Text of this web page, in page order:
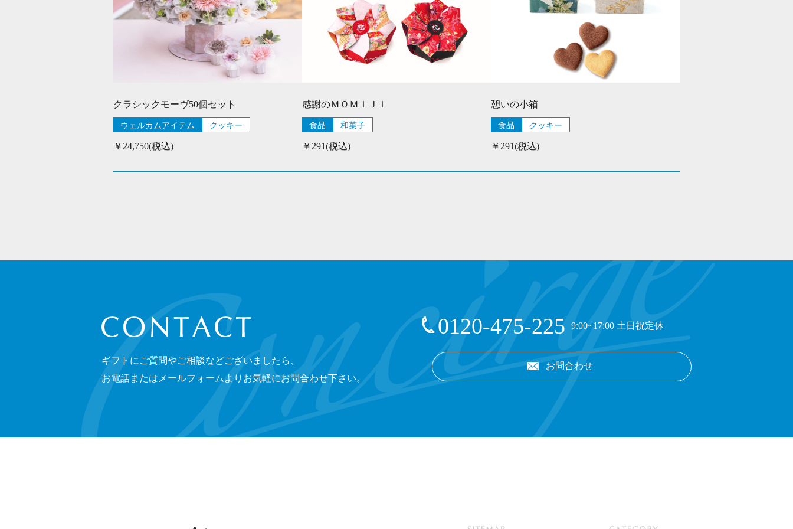
クラシックモーヴ50個セット
ウェルカムアイテム クッキー
￥24,750(税込)
感謝のＭＯＭＩＪＩ
食品 和菓子
￥291(税込)
憩いの小箱
食品 クッキー
￥291(税込)
CONTACT
ギフトにご質問やご相談などございましたら、
お電話またはメールフォームよりお気軽にお問合わせ下さい。
0120-475-225 9:00~17:00 土日祝定休
お問合わせ